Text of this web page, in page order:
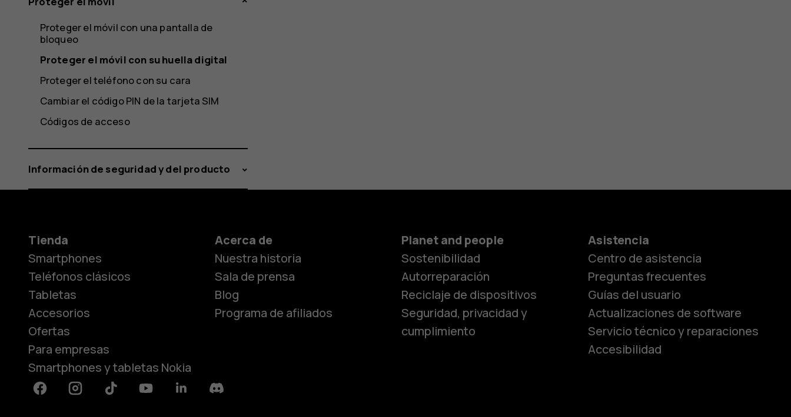
Smartphones
Teléfonos clásicos
Teléfonos para
Proteger el móvil con una pantalla de
bloqueo
Proteger el móvil con su huella digital
Proteger el teléfono con su cara
Cambiar el código PIN de la tarjeta SIM
Códigos de acceso
Información de seguridad y del producto
Tienda
Smartphones
Teléfonos clásicos
Tabletas
Accesorios
Ofertas
Para empresas
Smartphones y tabletas Nokia
Acerca de
Nuestra historia
Sala de prensa
Blog
Programa de afiliados
Planet and people
Sostenibilidad
Autorreparación
Reciclaje de dispositivos
Seguridad, privacidad y
cumplimiento
Asistencia
Centro de asistencia
Preguntas frecuentes
Guías del usuario
Actualizaciones de software
Servicio técnico y reparaciones
Accesibilidad
FacebookInstagramTiktok YoutubeLinkedinDiscord